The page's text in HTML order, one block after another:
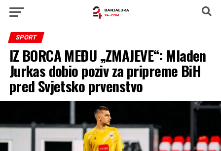
SPORT
IZ BORCA MEĐU „ZMAJEVE“: Mladen
Jurkas dobio poziv za pripreme BiH
pred Svjetsko prvenstvo